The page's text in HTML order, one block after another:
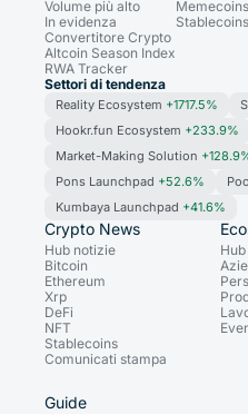
Volume più alto
In evidenza
Convertitore Crypto
Altcoin Season Index
RWA Tracker
Memecoins
Stablecoins
Settori di tendenza
Reality Ecosystem +1717.5%
Hookr.fun Ecosystem +233.9%
Market-Making Solution
Pons Launchpad +52.6%
Kumbaya Launchpad +41.6%
Crypto News
Hub notizie
Bitcoin
Ethereum
Xrp
DeFi
NFT
Stablecoins
Comunicati stampa
Guide